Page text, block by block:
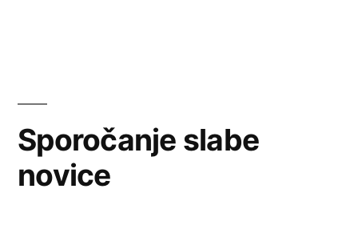
Sporočanje slabe
novice